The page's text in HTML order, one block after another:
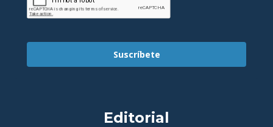
Suscríbete
Editorial